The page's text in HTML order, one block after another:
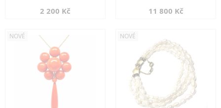
2 200 Kč 11 800 Kč
NOVÉ NOVÉ